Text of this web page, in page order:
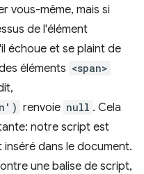
vous-même, mais si
de l'élément
échoue et se plaint de
éléments <span>
renvoie null . Cela
notre script est
dans le document.
une balise de script,